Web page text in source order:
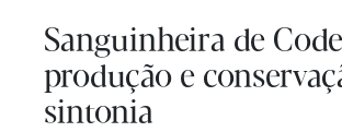
Sanguinheira de
produção e
sintonia